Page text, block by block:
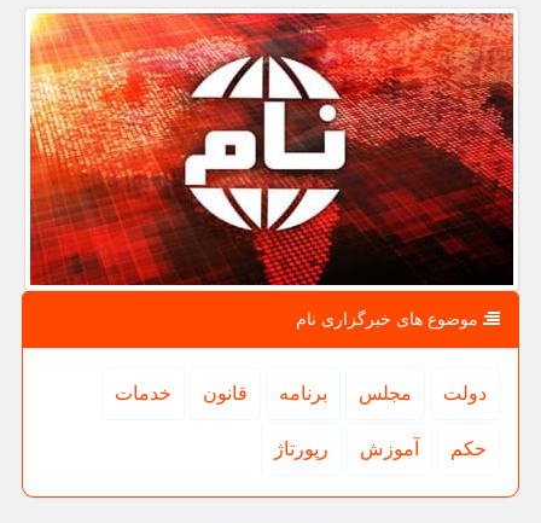
موضوع های خبرگزاری نام
دولت مجلس برنامه قانون خدمات
حكم آموزش رپورتاژ